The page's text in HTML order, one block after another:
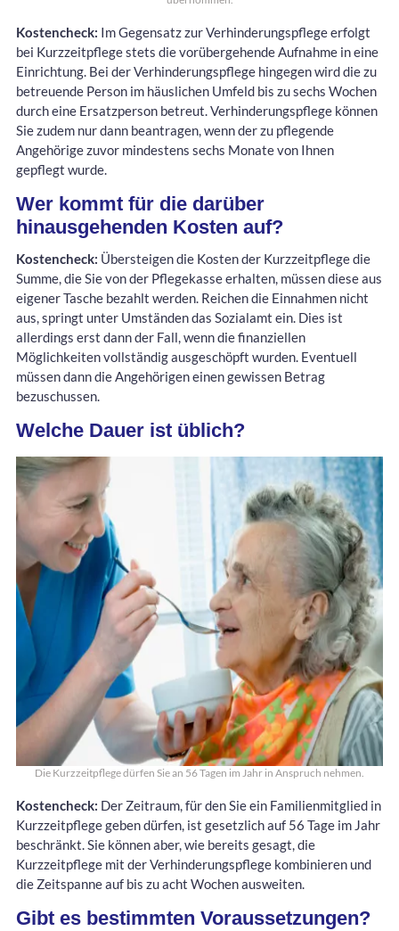
Kostencheck: Im Gegensatz zur Verhinderungspflege erfolgt
bei Kurzzeitpflege stets die vorübergehende Aufnahme in eine
Einrichtung. Bei der Verhinderungspflege hingegen wird die zu
betreuende Person im häuslichen Umfeld bis zu sechs Wochen
durch eine Ersatzperson betreut. Verhinderungspflege können
Sie zudem nur dann beantragen, wenn der zu pflegende
Angehörige zuvor mindestens sechs Monate von Ihnen
gepflegt wurde.
Wer kommt für die darüber
hinausgehenden Kosten auf?
Kostencheck: Übersteigen die Kosten der Kurzzeitpflege die
Summe, die Sie von der Pflegekasse erhalten, müssen diese aus
eigener Tasche bezahlt werden. Reichen die Einnahmen nicht
aus, springt unter Umständen das Sozialamt ein. Dies ist
allerdings erst dann der Fall, wenn die finanziellen
Möglichkeiten vollständig ausgeschöpft wurden. Eventuell
müssen dann die Angehörigen einen gewissen Betrag
bezuschussen.
Welche Dauer ist üblich?
Die Kurzzeitpflege dürfen Sie an 56 Tagen im Jahr in Anspruch nehmen.
Kostencheck: Der Zeitraum, für den Sie ein Familienmitglied in
Kurzzeitpflege geben dürfen, ist gesetzlich auf 56 Tage im Jahr
beschränkt. Sie können aber, wie bereits gesagt, die
Kurzzeitpflege mit der Verhinderungspflege kombinieren und
die Zeitspanne auf bis zu acht Wochen ausweiten.
Gibt es bestimmten Voraussetzungen?